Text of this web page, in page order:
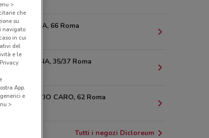
VIA OSLAVIA, 66 Roma
1.6 km
VIA BEVAGNA, 35/37 Roma
VIA LUCREZIO CARO, 62 Roma
2.1 km
Tutti i negozi Dicloreum
>
che
su
navigato
in cui
del
e le
App.
e
>